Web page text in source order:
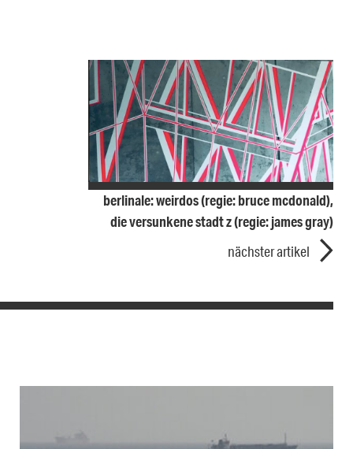
berlinale: weirdos (regie: bruce mcdonald),
die versunkene stadt z (regie: james gray)
nächster artikel